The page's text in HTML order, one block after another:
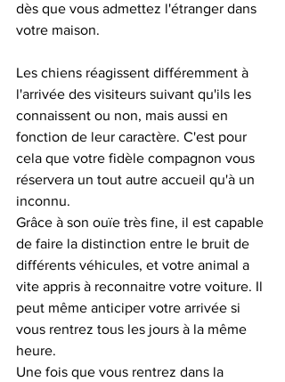
dès que vous admettez l'étranger dans
votre maison.
Les chiens réagissent différemment à
l'arrivée des visiteurs suivant qu'ils les
connaissent ou non, mais aussi en
fonction de leur caractère. C'est pour
cela que votre fidèle compagnon vous
réservera un tout autre accueil qu'à un
inconnu.
Grâce à son ouïe très fine, il est capable
de faire la distinction entre le bruit de
différents véhicules, et votre animal a
vite appris à reconnaitre votre voiture. Il
peut même anticiper votre arrivée si
vous rentrez tous les jours à la même
heure.
Une fois que vous rentrez dans la